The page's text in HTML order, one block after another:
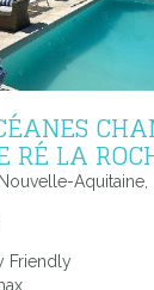
RÉ LA
Aquitaine,
Friendly